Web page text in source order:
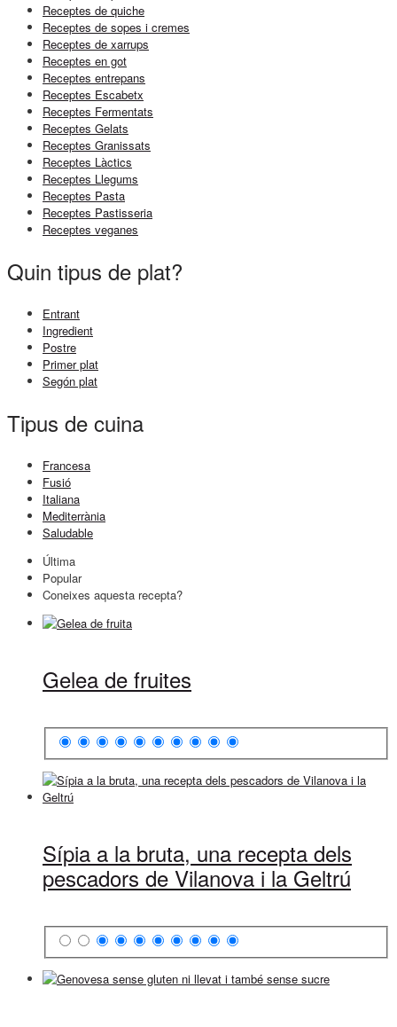
Receptes de quiche
Receptes de sopes i cremes
Receptes de xarrups
Receptes en got
Receptes entrepans
Receptes Escabetx
Receptes Fermentats
Receptes Gelats
Receptes Granissats
Receptes Làctics
Receptes Llegums
Receptes Pasta
Receptes Pastisseria
Receptes veganes
Quin tipus de plat?
Entrant
Ingredient
Postre
Primer plat
Segón plat
Tipus de cuina
Francesa
Fusió
Italiana
Mediterrània
Saludable
Última
Popular
Coneixes aquesta recepta?
Gelea de fruites
Sípia a la bruta, una recepta dels
pescadors de Vilanova i la Geltrú